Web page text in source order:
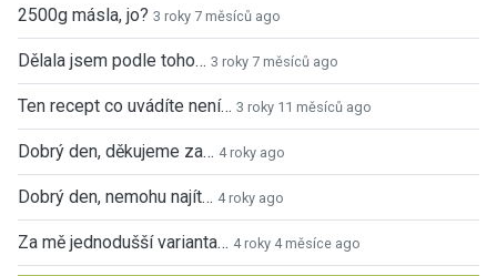
2500g másla, jo? 3 roky 7 měsíců ago
Dělala jsem podle toho… 3 roky 7 měsíců ago
Ten recept co uvádíte není… 3 roky 11 měsíců ago
Dobrý den, děkujeme za… 4 roky ago
Dobrý den, nemohu najít… 4 roky ago
Za mě jednodušší varianta… 4 roky 4 měsíce ago